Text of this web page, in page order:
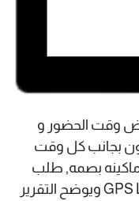
وقت الحضور و
بجانب كل وقت
بصمه, طلب
التماس, تسجيل موبايل GPS Location ويوضح التقرير